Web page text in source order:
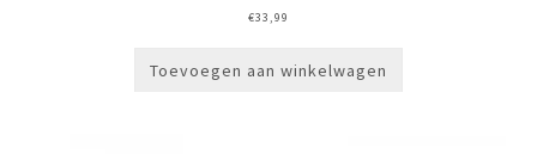
€33,99
Toevoegen aan winkelwagen